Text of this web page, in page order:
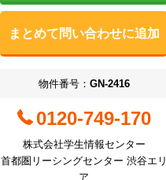
まとめて問い合わせに追加
物件番号： GN-2416
0120-749-170
株式会社学生情報センター
首都圏リーシングセンター 渋谷エリ
ア